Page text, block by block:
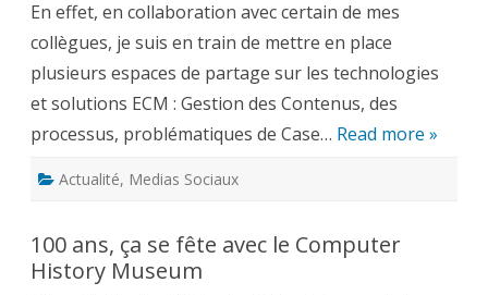
En effet, en collaboration avec certain de mes
collègues, je suis en train de mettre en place
plusieurs espaces de partage sur les technologies
et solutions ECM : Gestion des Contenus, des
processus, problématiques de Case… Read more »
Actualité, Medias Sociaux
100 ans, ça se fête avec le Computer
History Museum